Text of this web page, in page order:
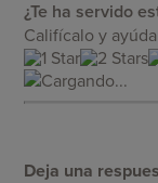
¿Te ha servido
Califícalo y
Cargando...
Deja una